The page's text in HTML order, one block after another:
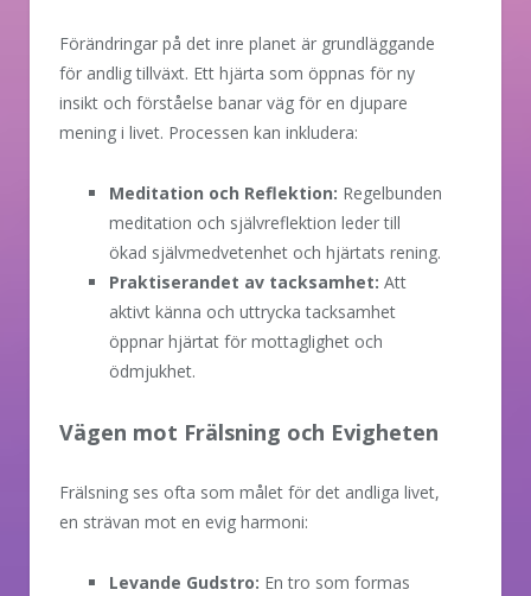
Förändringar på det inre planet är grundläggande
för andlig tillväxt. Ett hjärta som öppnas för ny
insikt och förståelse banar väg för en djupare
mening i livet. Processen kan inkludera:
Meditation och Reflektion: Regelbunden
meditation och självreflektion leder till
ökad självmedvetenhet och hjärtats rening.
Praktiserandet av tacksamhet: Att
aktivt känna och uttrycka tacksamhet
öppnar hjärtat för mottaglighet och
ödmjukhet.
Vägen mot Frälsning och Evigheten
Frälsning ses ofta som målet för det andliga livet,
en strävan mot en evig harmoni:
Levande Gudstro: En tro som formas